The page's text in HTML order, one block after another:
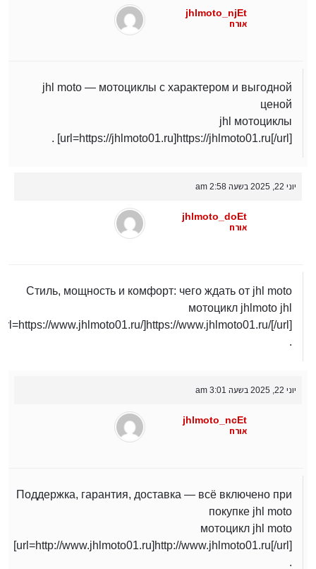
jhlmoto_njEt
אורח
jhl moto — мотоциклы с характером и выгодной
ценой
jhl мотоциклы
[url=https://jhlmoto01.ru]https://jhlmoto01.ru[/url] .
יוני 22, 2025 בשעה 2:58 am
jhlmoto_doEt
אורח
Стиль, мощность и комфорт: чего ждать от jhl moto
мотоцикл jhlmoto jhl
www.jhlmoto01.ru/]https://www.jhlmoto01.ru/[/url]
.
יוני 22, 2025 בשעה 3:01 am
jhlmoto_ncEt
אורח
Поддержка, гарантия, доставка — всё включено при
покупке jhl moto
мотоцикл jhl moto
[url=http://www.jhlmoto01.ru]http://www.jhlmoto01.ru[/url]
.